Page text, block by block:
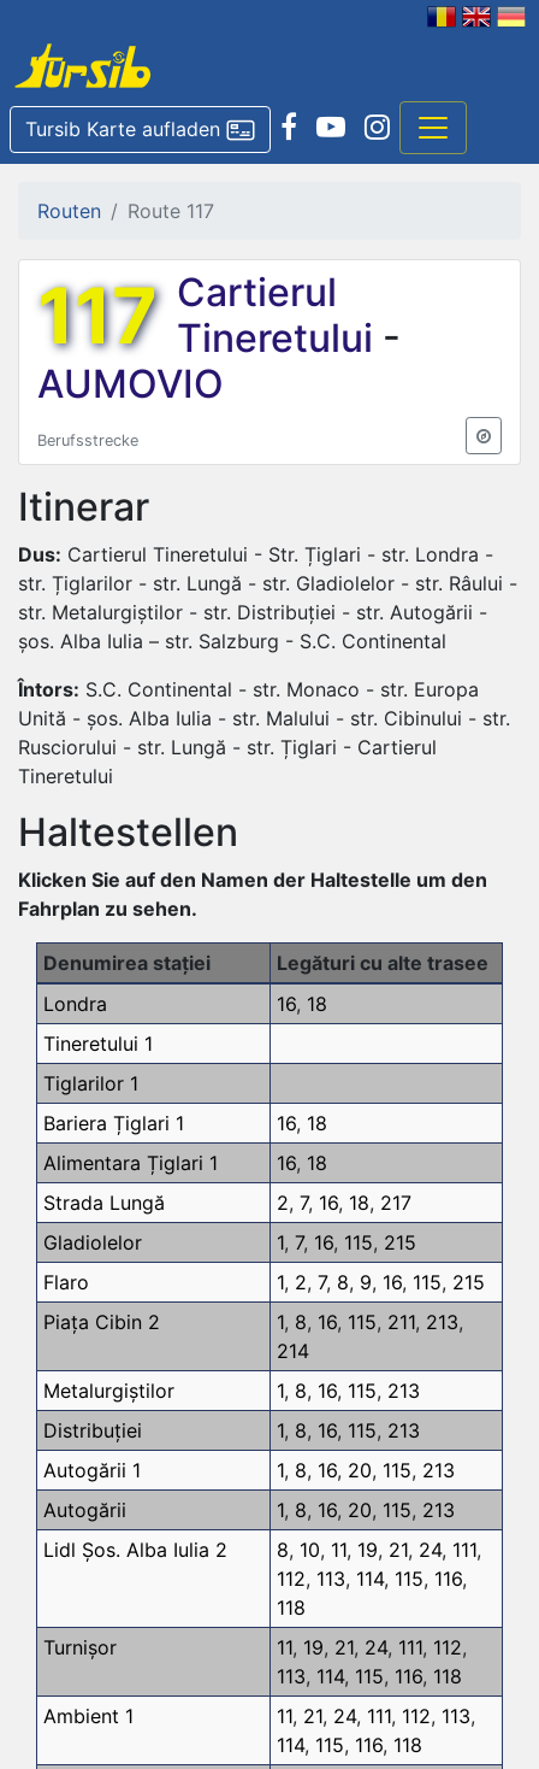
Tursib Karte aufladen
Routen Route 117
117 Cartierul
Tineretului -
AUMOVIO
Berufsstrecke
Itinerar
Dus: Cartierul Tineretului - Str. Țiglari - str. Londra -
str. Țiglarilor - str. Lungă - str. Gladiolelor - str. Râului -
str. Metalurgiștilor - str. Distribuției - str. Autogării -
șos. Alba Iulia – str. Salzburg - S.C. Continental
Întors: S.C. Continental - str. Monaco - str. Europa
Unită - șos. Alba Iulia - str. Malului - str. Cibinului - str.
Rusciorului - str. Lungă - str. Țiglari - Cartierul
Tineretului
Haltestellen
Klicken Sie auf den Namen der Haltestelle um den
Fahrplan zu sehen.
Denumirea stației
Legături cu alte trasee
Londra
16, 18
Tineretului 1
Tiglarilor 1
Bariera Țiglari 1
16, 18
Alimentara Țiglari 1
16, 18
Strada Lungă
2, 7, 16, 18, 217
Gladiolelor
1, 7, 16, 115, 215
Flaro
1, 2, 7, 8, 9, 16, 115, 215
Piața Cibin 2
1, 8, 16, 115, 211, 213,
214
Metalurgiștilor
1, 8, 16, 115, 213
Distribuției
1, 8, 16, 115, 213
Autogării 1
1, 8, 16, 20, 115, 213
Autogării
1, 8, 16, 20, 115, 213
Lidl Șos. Alba Iulia 2
8, 10, 11, 19, 21, 24, 111,
112, 113, 114, 115, 116,
118
Turnișor
11, 19, 21, 24, 111, 112,
113, 114, 115, 116, 118
Ambient 1
11, 21, 24, 111, 112, 113,
114, 115, 116, 118